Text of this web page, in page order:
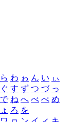
ら わ ゎ ん い ぃ
ぐ す ず つ づ っ
で ね へ べ ぺ め
ょ ろ を